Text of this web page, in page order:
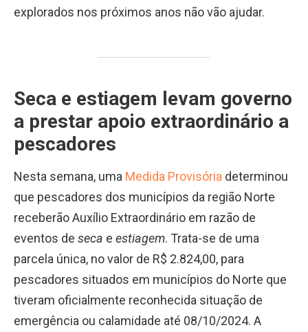
explorados nos próximos anos não vão ajudar.
Seca e estiagem levam governo
a prestar apoio extraordinário a
pescadores
Nesta semana, uma Medida Provisória determinou
que pescadores dos municípios da região Norte
receberão Auxílio Extraordinário em razão de
eventos de seca e estiagem. Trata-se de uma
parcela única, no valor de R$ 2.824,00, para
pescadores situados em municípios do Norte que
tiveram oficialmente reconhecida situação de
emergência ou calamidade até 08/10/2024. A